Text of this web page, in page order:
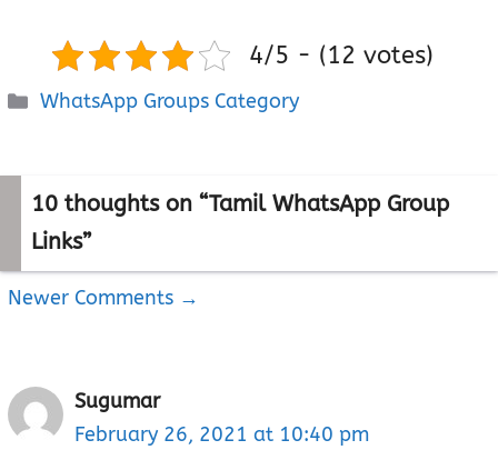
4/5 - (12 votes)
Categories
WhatsApp Groups Category
10 thoughts on “Tamil WhatsApp Group
Links”
Comment
Newer Comments →
Sugumar
February 26, 2021 at 10:40 pm